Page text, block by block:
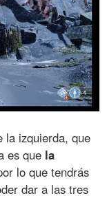
la izquierda, que
es que la
lo que tendrás
dar a las tres